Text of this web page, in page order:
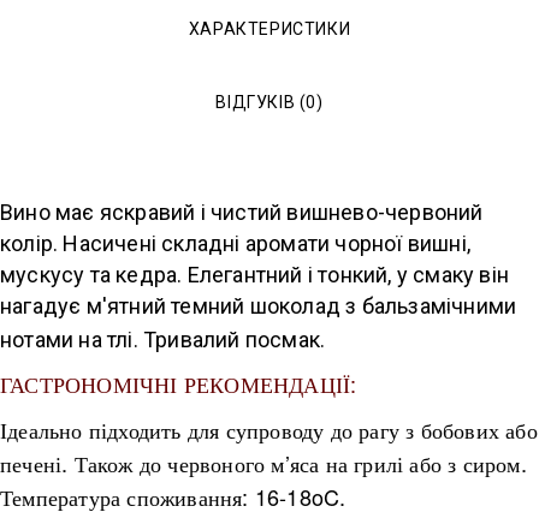
ХАРАКТЕРИСТИКИ
ВІДГУКІВ (0)
Вино має яскравий і чистий вишнево-червоний
колір. Насичені складні аромати чорної вишні,
мускусу та кедра. Елегантний і тонкий, у смаку він
нагадує м'ятний темний шоколад з бальзамічними
нотами на тлі. Тривалий посмак.
ГАСТРОНОМІЧНІ РЕКОМЕНДАЦІЇ:
Ідеально підходить для супроводу до рагу з бобових або
печені. Також до червоного м’яса на грилі або з сиром.
Температура споживання: 16-18oC.